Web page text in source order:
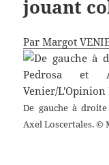
jouant
Par Margot
De gauche à
Axel Loscertales. ©